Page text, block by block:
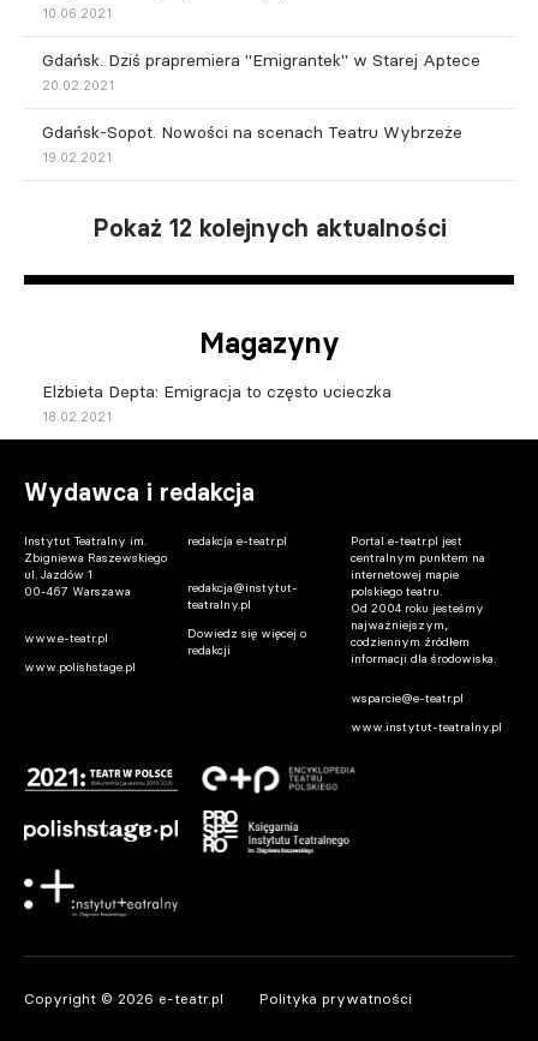
10.06.2021
Gdańsk. Dziś prapremiera "Emigrantek" w Starej Aptece
20.02.2021
Gdańsk-Sopot. Nowości na scenach Teatru Wybrzeże
19.02.2021
Pokaż 12 kolejnych aktualności
Magazyny
Elżbieta Depta: Emigracja to często ucieczka
18.02.2021
Wydawca i redakcja
Instytut Teatralny im.
Zbigniewa Raszewskiego
ul. Jazdów 1
00-467 Warszawa
www.e-teatr.pl
www.polishstage.pl
redakcja e-teatr.pl
redakcja@instytut-
teatralny.pl
Dowiedz się więcej o
redakcji
Portal e-teatr.pl jest
centralnym punktem na
internetowej mapie
polskiego teatru.
Od 2004 roku jesteśmy
najważniejszym,
codziennym źródłem
informacji dla środowiska.
wsparcie@e-teatr.pl
www.instytut-teatralny.pl
Copyright © 2026 e-teatr.pl Polityka prywatności